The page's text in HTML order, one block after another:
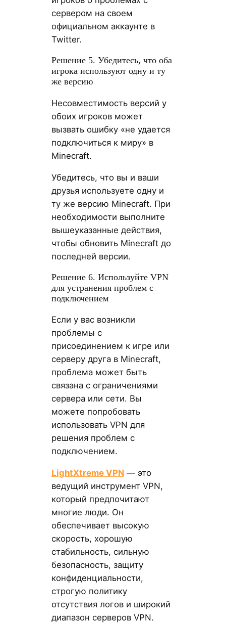
сервером на своем
официальном аккаунте в
Twitter.
Решение 5. Убедитесь, что оба
игрока используют одну и ту
же версию
Несовместимость версий у
обоих игроков может
вызвать ошибку «не удается
подключиться к миру» в
Minecraft.
Убедитесь, что вы и ваши
друзья используете одну и
ту же версию Minecraft. При
необходимости выполните
вышеуказанные действия,
чтобы обновить Minecraft до
последней версии.
Решение 6. Используйте VPN
для устранения проблем с
подключением
Если у вас возникли
проблемы с
присоединением к игре или
серверу друга в Minecraft,
проблема может быть
связана с ограничениями
сервера или сети. Вы
можете попробовать
использовать VPN для
решения проблем с
подключением.
LightXtreme VPN— это
ведущий инструмент VPN,
который предпочитают
многие люди. Он
обеспечивает высокую
скорость, хорошую
стабильность, сильную
безопасность, защиту
конфиденциальности,
строгую политику
отсутствия логов и широкий
диапазон серверов VPN.